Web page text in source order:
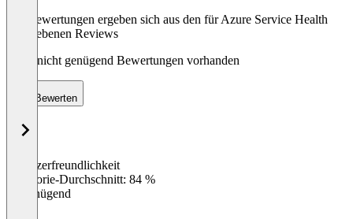
Die Bewertungen ergeben sich aus den für Azure Service Health
abgegebenen Reviews
Noch nicht genügend Bewertungen vorhanden
Bewerten
Benutzerfreundlichkeit
Kategorie-Durchschnitt: 84 %
Ungenügend